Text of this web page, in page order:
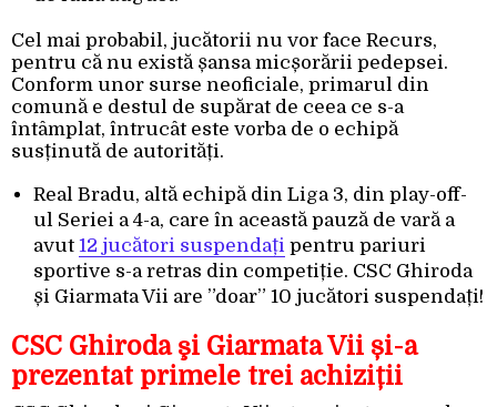
Cel mai probabil, jucătorii nu vor face Recurs,
pentru că nu există șansa micșorării pedepsei.
Conform unor surse neoficiale, primarul din
comună e destul de supărat de ceea ce s-a
întâmplat, întrucât este vorba de o echipă
susținută de autorități.
Real Bradu, altă echipă din Liga 3, din play-off-
ul Seriei a 4-a, care în această pauză de vară a
avut 12 jucători suspendați pentru pariuri
sportive s-a retras din competiție. CSC Ghiroda
și Giarmata Vii are ”doar” 10 jucători suspendați!
CSC Ghiroda şi Giarmata Vii și-a
prezentat primele trei achiziții